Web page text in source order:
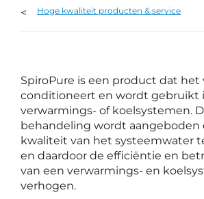
Hoge kwaliteit producten & service
SpiroPure is een product dat het
conditioneert en wordt gebruikt
verwarmings- of koelsystemen.
behandeling wordt aangeboden
kwaliteit van het systeemwater
en daardoor de efficiëntie en
van een verwarmings- en
verhogen.